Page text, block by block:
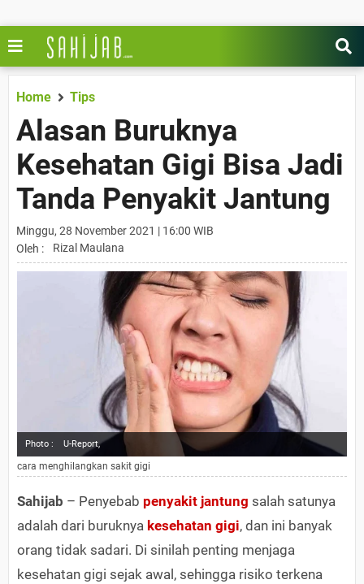
Home Tips
Alasan Buruknya
Kesehatan Gigi Bisa Jadi
Tanda Penyakit Jantung
Minggu, 28 November 2021 | 16:00 WIB
Oleh :
Rizal Maulana
Photo : U-Report,
cara menghilangkan sakit gigi
Sahijab – Penyebab penyakit jantung salah satunya
adalah dari buruknya kesehatan gigi, dan ini banyak
orang tidak sadari. Di sinilah penting menjaga
kesehatan gigi sejak awal, sehingga risiko terkena